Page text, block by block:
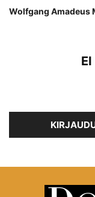
Wolfgang Amadeus